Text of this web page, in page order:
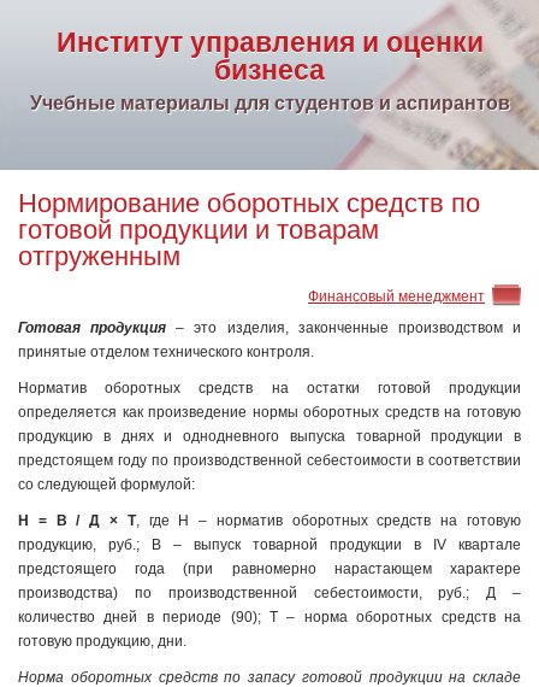
Институт управления и оценки
бизнеса
Учебные материалы для студентов и аспирантов
Нормирование оборотных средств по
готовой продукции и товарам
отгруженным
Финансовый менеджмент
Готовая продукция – это изделия, законченные производством и
принятые отделом технического контроля.
Норматив оборотных средств на остатки готовой продукции
определяется как произведение нормы оборотных средств на готовую
продукцию в днях и однодневного выпуска товарной продукции в
предстоящем году по производственной себестоимости в соответствии
со следующей формулой:
Н = В / Д × Т, где Н – норматив оборотных средств на готовую
продукцию, руб.; В – выпуск товарной продукции в IV квартале
предстоящего года (при равномерно нарастающем характере
производства) по производственной себестоимости, руб.; Д –
количество дней в периоде (90); Т – норма оборотных средств на
готовую продукцию, дни.
Норма оборотных средств по запасу готовой продукции на складе